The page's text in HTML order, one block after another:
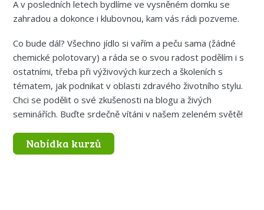
A v posledních letech bydlíme ve vysněném domku se
zahradou a dokonce i klubovnou, kam vás rádi pozveme.
Co bude dál? Všechno jídlo si vařím a peču sama (žádné
chemické polotovary) a ráda se o svou radost podělím i s
ostatními, třeba při výživových kurzech a školeních s
tématem, jak podnikat v oblasti zdravého životního stylu.
Chci se podělit o své zkušenosti na blogu a živých
seminářích. Buďte srdečně vítáni v našem zeleném světě!
Nabídka kurzů